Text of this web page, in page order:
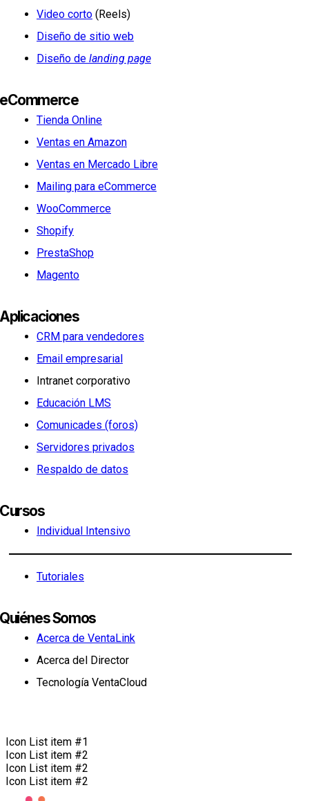
Video corto (Reels)
Diseño de sitio web
Diseño de landing page
eCommerce
Tienda Online
Ventas en Amazon
Ventas en Mercado Libre
Mailing para eCommerce
WooCommerce
Shopify
PrestaShop
Magento
Aplicaciones
CRM para vendedores
Email empresarial
Intranet corporativo
Educación LMS
Comunicades (foros)
Servidores privados
Respaldo de datos
Cursos
Individual Intensivo
Tutoriales
Quiénes Somos
Acerca de VentaLink
Acerca del Director
Tecnología VentaCloud
Icon List item #1
Icon List item #2
Icon List item #2
Icon List item #2